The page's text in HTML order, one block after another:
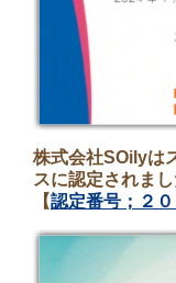
株式会社SOilyは
スに認定されまし
【認定番号；２